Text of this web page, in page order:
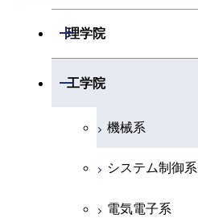
理学院
開閉
物理学系
地球惑星科学系
工学院
開閉
機械系
システム制御系
電気電子系